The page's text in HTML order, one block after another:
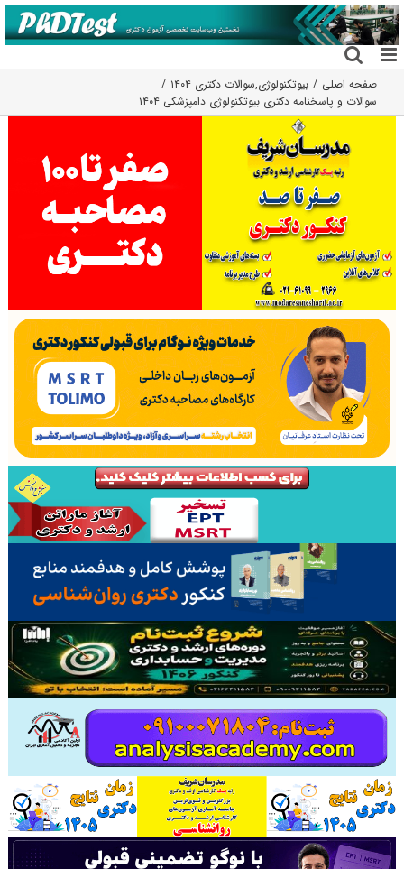
رفتن
به
محتوا
صفحه اصلی بیوتکنولوژی,سوالات دکتری ۱۴۰۴
سوالات و پاسخنامه دکتری بیوتکنولوژی دامپزشکی ۱۴۰۴